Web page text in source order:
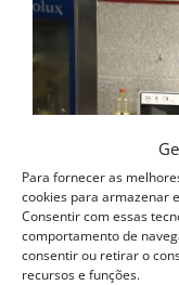
Para fornecer as
cookies para armazenar
Consentir com essas
comportamento de
consentir ou retirar o
recursos e funções.